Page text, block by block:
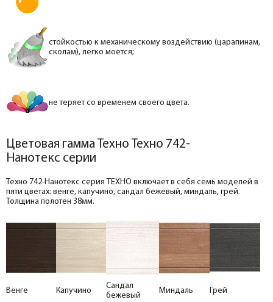
стойкостью к механическому воздействию (царапинам,
сколам), легко моется;
не теряет со временем своего цвета.
Цветовая гамма Техно Техно 742-
Нанотекс серии
Техно 742-Нанотекс серия ТЕХНО включает в себя семь моделей в
пяти цветах: венге, капучино, сандал бежевый, миндаль, грей.
Толщина полотен 38мм.
Венге Капучино
Сандал
бежевый
Миндаль Грей